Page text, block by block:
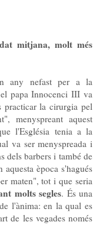
mitjana, molt més
any nefast per a la
papa Innocenci III va
practicar la cirurgia pel
menyspreant aquest
l'Església tenia a la
va ser menyspreada i
dels barbers i també de
època s'hagués
maten", tot i que seria
molts segles. És una
l'ànima: en la qual es
de les vegades només